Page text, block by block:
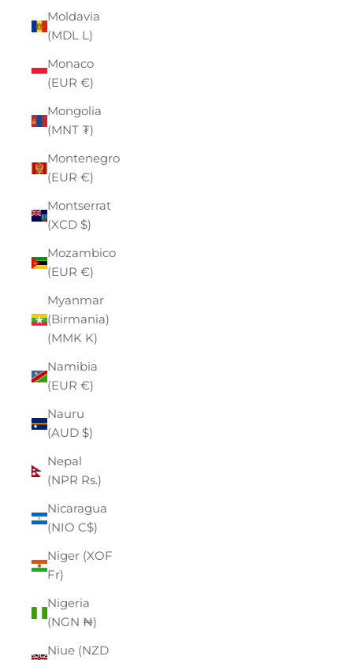
Moldavia
(MDL L)
Monaco
(EUR €)
Mongolia
(MNT ₮)
Montenegro
(EUR €)
Montserrat
(XCD $)
Mozambico
(EUR €)
Myanmar
(Birmania)
(MMK K)
Namibia
(EUR €)
Nauru
(AUD $)
Nepal
(NPR Rs.)
Nicaragua
(NIO C$)
Niger (XOF
Fr)
Nigeria
(NGN ₦)
Niue (NZD